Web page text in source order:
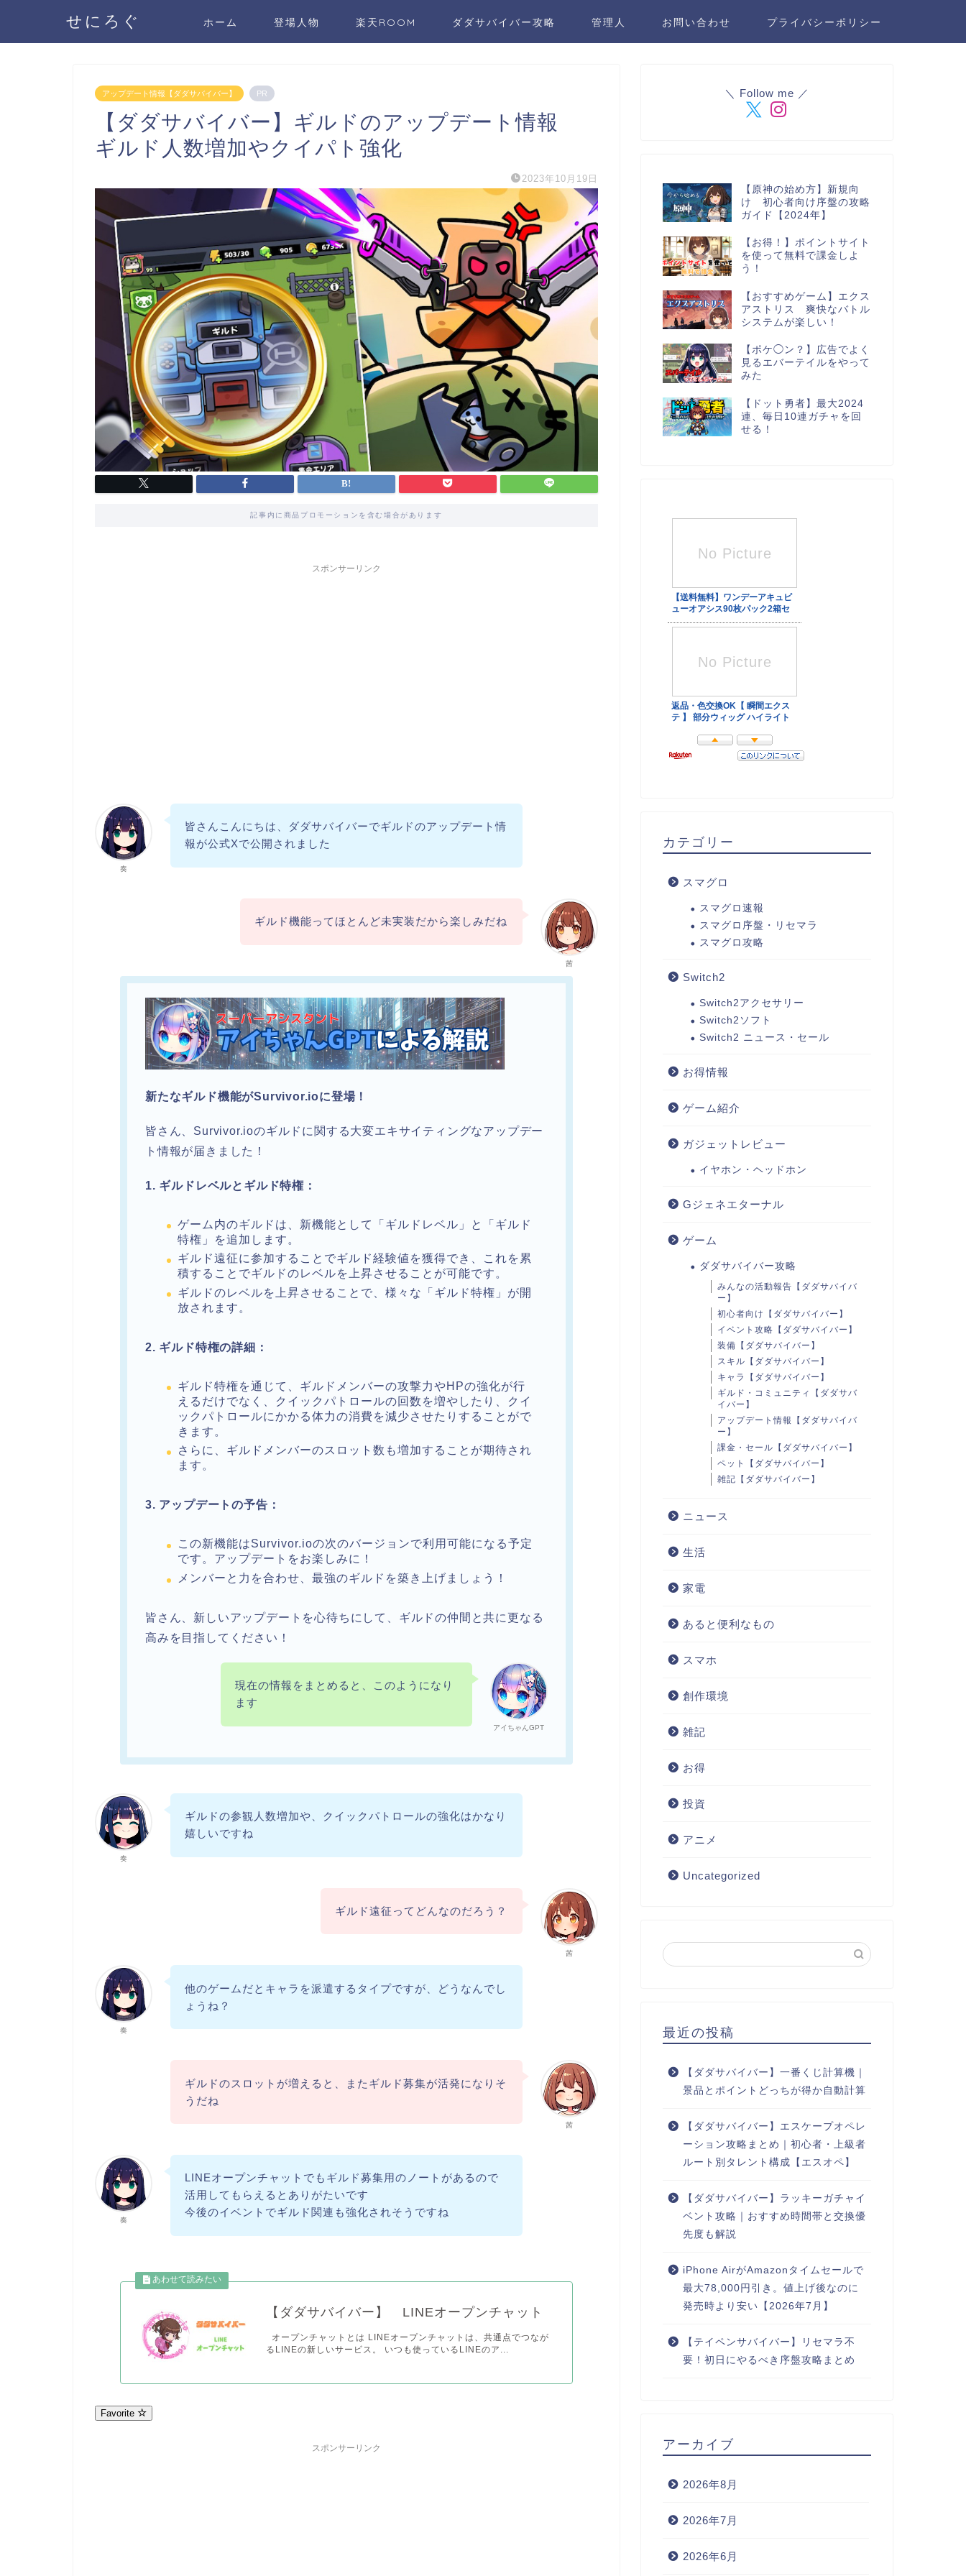
せにろぐ ホーム 登場人物 楽天ROOM ダダサバイバー攻略 管理人 お問い合わせ プライバシーポリシー
アップデート情報【ダダサバイバー】 PR
【ダダサバイバー】ギルドのアップデート情報
ギルド人数増加やクイパト強化
2023年10月19日
記事内に商品プロモーションを含む場合があります
スポンサーリンク
奏
皆さんこんにちは、ダダサバイバーでギルドのアップデート情
報が公式Xで公開されました
茜
ギルド機能ってほとんど未実装だから楽しみだね
新たなギルド機能がSurvivor.ioに登場！
皆さん、Survivor.ioのギルドに関する大変エキサイティングなアップデー
ト情報が届きました！
1. ギルドレベルとギルド特権：
ゲーム内のギルドは、新機能として「ギルドレベル」と「ギルド
特権」を追加します。
ギルド遠征に参加することでギルド経験値を獲得でき、これを累
積することでギルドのレベルを上昇させることが可能です。
ギルドのレベルを上昇させることで、様々な「ギルド特権」が開
放されます。
2. ギルド特権の詳細：
ギルド特権を通じて、ギルドメンバーの攻撃力やHPの強化が行
えるだけでなく、クイックパトロールの回数を増やしたり、クイ
ックパトロールにかかる体力の消費を減少させたりすることがで
きます。
さらに、ギルドメンバーのスロット数も増加することが期待され
ます。
3. アップデートの予告：
この新機能はSurvivor.ioの次のバージョンで利用可能になる予定
です。アップデートをお楽しみに！
メンバーと力を合わせ、最強のギルドを築き上げましょう！
皆さん、新しいアップデートを心待ちにして、ギルドの仲間と共に更なる
高みを目指してください！
アイちゃんGPT
現在の情報をまとめると、このようになり
ます
奏
ギルドの参観人数増加や、クイックパトロールの強化はかなり
嬉しいですね
茜
ギルド遠征ってどんなのだろう？
奏
他のゲームだとキャラを派遣するタイプですが、どうなんでし
ょうね？
茜
ギルドのスロットが増えると、またギルド募集が活発になりそ
うだね
奏
LINEオープンチャットでもギルド募集用のノートがあるので
活用してもらえるとありがたいです
今後のイベントでギルド関連も強化されそうですね
【ダダサバイバー】 LINEオープンチャット
オープンチャットとは LINEオープンチャットは、共通点でつなが
るLINEの新しいサービス。 いつも使っているLINEのア...
Favorite
スポンサーリンク
＼ Follow me ／
【原神の始め方】新規向
け 初心者向け序盤の攻略
ガイド【2024年】
【お得！】ポイントサイト
を使って無料で課金しよ
う！
【おすすめゲーム】エクス
アストリス 爽快なバトル
システムが楽しい！
【ポケ◯ン？】広告でよく
見るエバーテイルをやって
みた
【ドット勇者】最大2024
連、毎日10連ガチャを回
せる！
カテゴリー
スマグロ
スマグロ速報
スマグロ序盤・リセマラ
スマグロ攻略
Switch2
Switch2アクセサリー
Switch2ソフト
Switch2 ニュース・セール
お得情報
ゲーム紹介
ガジェットレビュー
イヤホン・ヘッドホン
Gジェネエターナル
ゲーム
ダダサバイバー攻略
みんなの活動報告【ダダサバイバ
ー】
初心者向け【ダダサバイバー】
イベント攻略【ダダサバイバー】
装備【ダダサバイバー】
スキル【ダダサバイバー】
キャラ【ダダサバイバー】
ギルド・コミュニティ【ダダサバ
イバー】
アップデート情報【ダダサバイバ
ー】
課金・セール【ダダサバイバー】
ペット【ダダサバイバー】
雑記【ダダサバイバー】
ニュース
生活
家電
あると便利なもの
スマホ
創作環境
雑記
お得
投資
アニメ
Uncategorized
最近の投稿
【ダダサバイバー】一番くじ計算機｜
景品とポイントどっちが得か自動計算
【ダダサバイバー】エスケープオペレ
ーション攻略まとめ｜初心者・上級者
ルート別タレント構成【エスオペ】
【ダダサバイバー】ラッキーガチャイ
ベント攻略｜おすすめ時間帯と交換優
先度も解説
iPhone AirがAmazonタイムセールで
最大78,000円引き。値上げ後なのに
発売時より安い【2026年7月】
【テイペンサバイバー】リセマラ不
要！初日にやるべき序盤攻略まとめ
アーカイブ
2026年8月
2026年7月
2026年6月